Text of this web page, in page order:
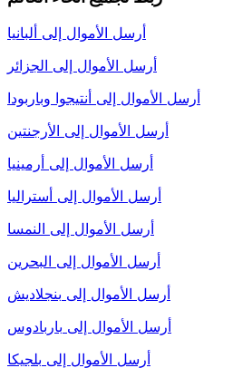
أرسل الأموال إلى ألبانيا
أرسل الأموال إلى الجزائر
أرسل الأموال إلى أنتيجوا وباربودا
أرسل الأموال إلى الأرجنتين
أرسل الأموال إلى أرمينيا
أرسل الأموال إلى أستراليا
أرسل الأموال إلى النمسا
أرسل الأموال إلى البحرين
أرسل الأموال إلى بنجلاديش
أرسل الأموال إلى باربادوس
أرسل الأموال إلى بلجيكا